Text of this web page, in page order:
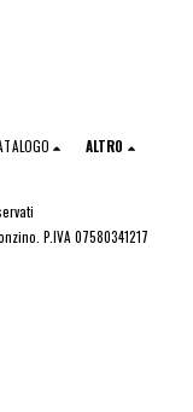
P.IVA 07580341217
ALTRO